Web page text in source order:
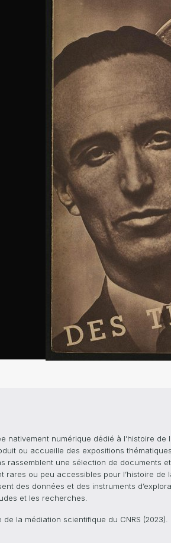
nativement numérique dédié à l’histoire de
ou accueille des expositions
rassemblent une sélection de documents et
rares ou peu accessibles pour l’histoire de
des données et des instruments
et les recherches.
la médiation scientifique du CNRS (2023).